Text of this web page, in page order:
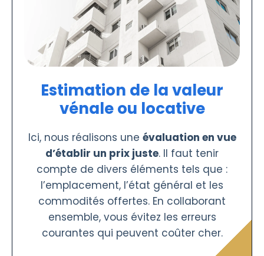
Estimation de la valeur
vénale ou locative
Ici, nous réalisons une évaluation en vue
d’établir un prix juste. Il faut tenir
compte de divers éléments tels que :
l’emplacement, l’état général et les
commodités offertes. En collaborant
ensemble, vous évitez les erreurs
courantes qui peuvent coûter cher.